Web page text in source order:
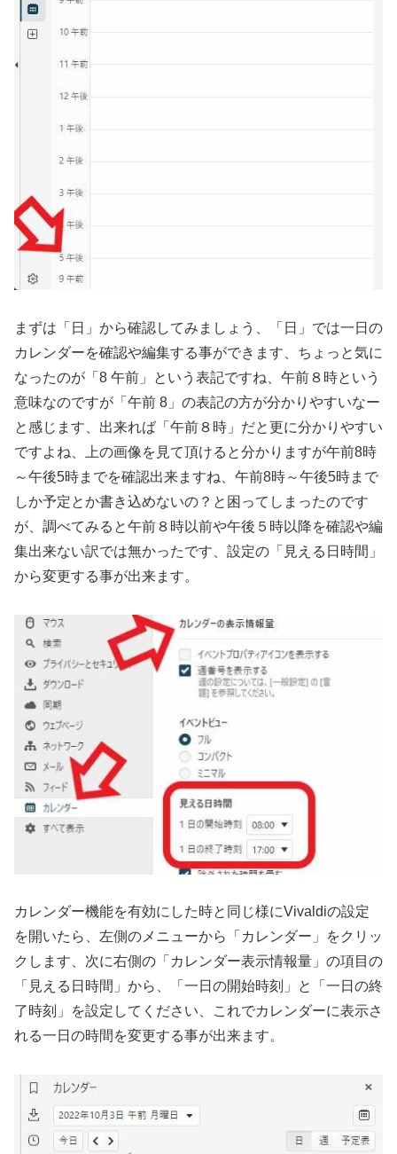
まずは「日」から確認してみましょう、「日」では一日の
カレンダーを確認や編集する事ができます、ちょっと気に
なったのが「8 午前」という表記ですね、午前８時という
意味なのですが「午前 8」の表記の方が分かりやすいなー
と感じます、出来れば「午前８時」だと更に分かりやすい
ですよね、上の画像を見て頂けると分かりますが午前8時
～午後5時までを確認出来ますね、午前8時～午後5時まで
しか予定とか書き込めないの？と困ってしまったのです
が、調べてみると午前８時以前や午後５時以降を確認や編
集出来ない訳では無かったです、設定の「見える日時間」
から変更する事が出来ます。
カレンダー機能を有効にした時と同じ様にVivaldiの設定
を開いたら、左側のメニューから「カレンダー」をクリッ
クします、次に右側の「カレンダー表示情報量」の項目の
「見える日時間」から、「一日の開始時刻」と「一日の終
了時刻」を設定してください、これでカレンダーに表示さ
れる一日の時間を変更する事が出来ます。